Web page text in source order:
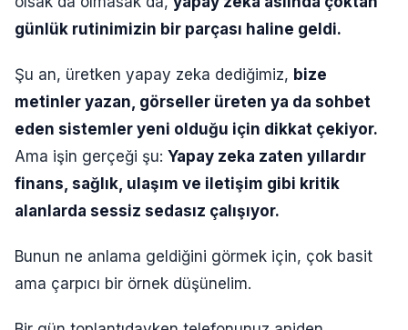
günlük rutinimizin bir parçası haline geldi.
Şu an, üretken yapay zeka dediğimiz, bize
metinler yazan, görseller üreten ya da sohbet
eden sistemler yeni olduğu için dikkat çekiyor.
Ama işin gerçeği şu: Yapay zeka zaten yıllardır
finans, sağlık, ulaşım ve iletişim gibi kritik
alanlarda sessiz sedasız çalışıyor.
Bunun ne anlama geldiğini görmek için, çok basit
ama çarpıcı bir örnek düşünelim.